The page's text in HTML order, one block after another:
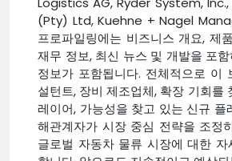
(Pty) Ltd, Kuehne + Nagel
프로파일링에는 비즈니스 개요, 제
재무 정보, 최신 뉴스 및 개발을 포
정보가 포함됩니다. 전체적으로 이
설턴트, 장비 제조업체, 확장 기회를
레이어, 가능성을 찾고 있는 신규 플
해관계자가 시장 중심 전략을 조정
글로벌 자동차 물류 시장에 대한 자